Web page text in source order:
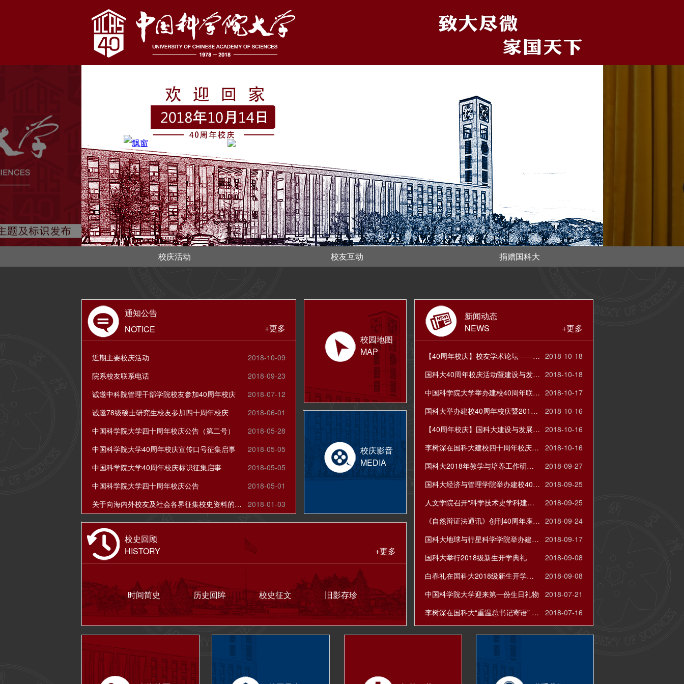
校庆活动 校友互动 捐赠国科大
通知公告
NOTICE
+更多
2018-10-09
近期主要校庆活动
2018-09-23
院系校友联系电话
2018-07-12
诚邀中科院管理干部学院校友参加40周年校庆
2018-06-01
诚邀78级硕士研究生校友参加四十周年校庆
2018-05-28
中国科学院大学四十周年校庆公告（第二号）
2018-05-05
中国科学院大学40周年校庆宣传口号征集启事
2018-05-05
中国科学院大学40周年校庆标识征集启事
2018-05-01
中国科学院大学四十周年校庆公告
2018-01-03
关于向海内外校友及社会各界征集校史资料的公告
校园地图
MAP
新闻动态
NEWS
+更多
2018-10-18
【40周年校庆】校友学术论坛——以学术之姿献礼国科大
2018-10-18
国科大40周年校庆活动暨建设与发展论坛之“科教融合与研究生教学改革”
2018-10-17
中国科学院大学举办建校40周年联欢晚会
2018-10-16
国科大举办建校40周年校庆暨2018年中学校长论坛
2018-10-16
【40周年校庆】国科大建设与发展论坛——双一流建设背景下的学科建设
2018-10-16
李树深在国科大建校四十周年校庆大会上的讲话
2018-09-27
国科大2018年教学与培养工作研讨会在雁栖湖校区召开
2018-09-25
国科大经济与管理学院举办建校40周年庆祝活动暨校友高端论坛
2018-09-25
人文学院召开“科学技术史学科建设再出发”学术研讨会
2018-09-24
《自然辩证法通讯》创刊40周年座谈会在京举办
2018-09-17
国科大地球与行星科学学院举办建院四十周年纪念大会
2018-09-08
国科大举行2018级新生开学典礼
2018-09-08
白春礼在国科大2018级新生开学典礼上的讲话
2018-07-21
中国科学院大学迎来第一份生日礼物
2018-07-16
李树深在国科大“重温总书记寄语” 学生党员座谈会上的讲话
校庆影音
MEDIA
校史回顾
HISTORY
+更多
时间简史 历史回眸 校史征文 旧影存珍